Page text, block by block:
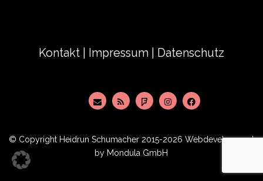
Kontakt Impressum Datenschutz
© Copyright Heidrun Schumacher 2015-2026 Webdevelopment
by Mondula GmbH